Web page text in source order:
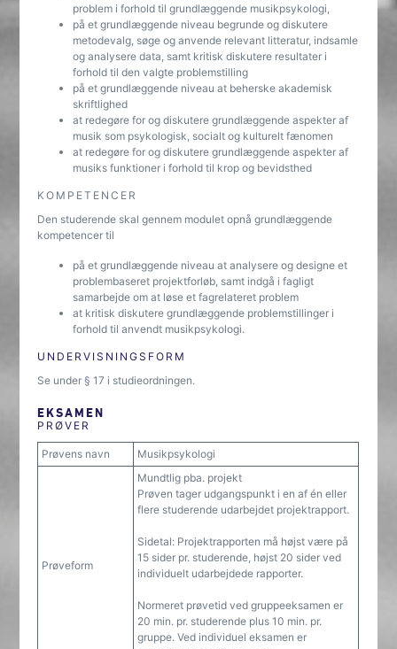
problem i forhold til grundlæggende musikpsykologi,
på et grundlæggende niveau begrunde og diskutere
metodevalg, søge og anvende relevant litteratur, indsamle
og analysere data, samt kritisk diskutere resultater i
forhold til den valgte problemstilling
på et grundlæggende niveau at beherske akademisk
skriftlighed
at redegøre for og diskutere grundlæggende aspekter af
musik som psykologisk, socialt og kulturelt fænomen
at redegøre for og diskutere grundlæggende aspekter af
musiks funktioner i forhold til krop og bevidsthed
KOMPETENCER
Den studerende skal gennem modulet opnå grundlæggende
kompetencer til
på et grundlæggende niveau at analysere og designe et
problembaseret projektforløb, samt indgå i fagligt
samarbejde om at løse et fagrelateret problem
at kritisk diskutere grundlæggende problemstillinger i
forhold til anvendt musikpsykologi.
UNDERVISNINGSFORM
Se under § 17 i studieordningen.
EKSAMEN
PRØVER
Prøvens navn Musikpsykologi
Prøveform
Mundtlig pba. projekt
Prøven tager udgangspunkt i en af én eller
flere studerende udarbejdet projektrapport.
Sidetal: Projektrapporten må højst være på
15 sider pr. studerende, højst 20 sider ved
individuelt udarbejdede rapporter.
Normeret prøvetid ved gruppeeksamen er
20 min. pr. studerende plus 10 min. pr.
gruppe. Ved individuel eksamen er